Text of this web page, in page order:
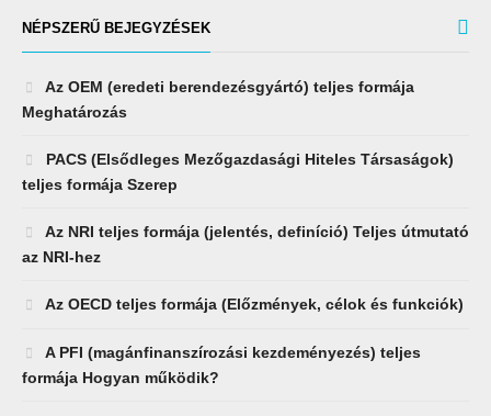
NÉPSZERŰ BEJEGYZÉSEK
Az OEM (eredeti berendezésgyártó) teljes formája
Meghatározás
PACS (Elsődleges Mezőgazdasági Hiteles Társaságok)
teljes formája Szerep
Az NRI teljes formája (jelentés, definíció) Teljes útmutató
az NRI-hez
Az OECD teljes formája (Előzmények, célok és funkciók)
A PFI (magánfinanszírozási kezdeményezés) teljes
formája Hogyan működik?